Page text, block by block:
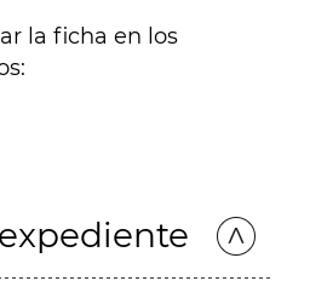
la ficha en los